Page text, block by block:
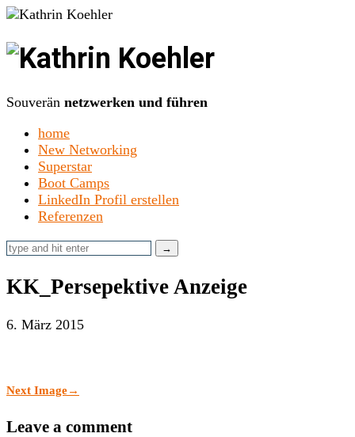
Kathrin
Koehler
Souverän netzwerken und führen
home
New Networking
Superstar
Boot Camps
LinkedIn Profil erstellen
Referenzen
KK_Persepektive Anzeige
6. März 2015
Next Image→
Leave a comment